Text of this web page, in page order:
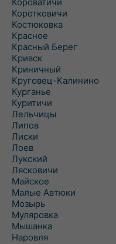
Коротковичи
Костюковка
Красное
Красный Берег
Кривск
Криничный
Круговец-Калинино
Курганье
Куритичи
Лельчицы
Липов
Лиски
Лоев
Лукский
Лясковичи
Майское
Малые Автюки
Мозырь
Муляровка
Мышанка
Наровля